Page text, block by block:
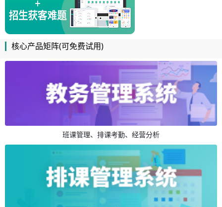
核心产品矩阵(可免费试用)
班课管理、排课考勤、经营分析